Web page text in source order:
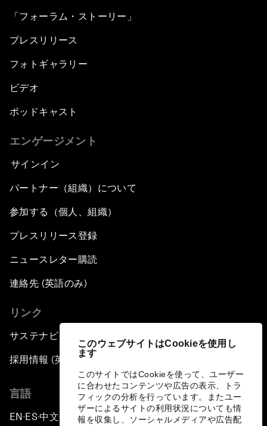
このウェブサイトはCookieを使用し
ます
このサイトではCookieを使って、ユーザー
に合わせたコンテンツや広告の表示、トラ
フィックの分析を行っています。またユー
ザーによるサイトの利用状況についても情
報を収集し、ソーシャルメディアや広告配
「フォーラム・ストーリー」
プレスリリース
フォトギャラリー
ビデオ
ポッドキャスト
エンゲージメント
サインイン
パートナー（組織）について
参加する（個人、組織）
プレスリリース登録
ニュースレター購読
連絡先 (英語のみ)
リンク
サステナビリティへの取り組み
採用情報 (英語のみ)
言語
EN ▪ES▪中文▪ 日本語